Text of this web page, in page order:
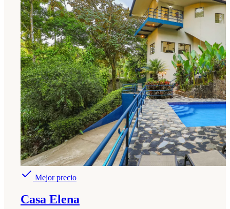
Mejor precio
Casa Elena